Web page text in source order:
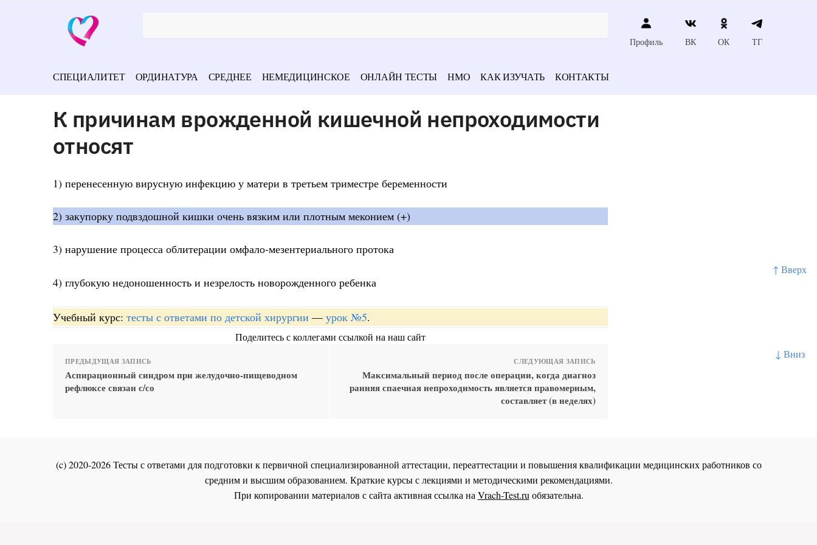
↑ Вверх
↓ Вниз
Профиль ВК ОК ТГ
СПЕЦИАЛИТЕТ ОРДИНАТУРА СРЕДНЕЕ НЕМЕДИЦИНСКОЕ ОНЛАЙН ТЕСТЫ НМО КАК ИЗУЧАТЬ КОНТАКТЫ
К причинам врожденной кишечной непроходимости
относят
1) перенесенную вирусную инфекцию у матери в третьем триместре беременности
2) закупорку подвздошной кишки очень вязким или плотным меконием (+)
3) нарушение процесса облитерации омфало-мезентериального протока
4) глубокую недоношенность и незрелость новорожденного ребенка
Учебный курс: тесты с ответами по детской хирургии — урок №5.
Поделитесь с коллегами ссылкой на наш сайт
ПРЕДЫДУЩАЯ ЗАПИСЬ
Аспирационный синдром при желудочно-пищеводном
рефлюксе связан с/со
СЛЕДУЮЩАЯ ЗАПИСЬ
Максимальный период после операции, когда диагноз
ранняя спаечная непроходимость является правомерным,
составляет (в неделях)
(c) 2020-2026 Тесты с ответами для подготовки к первичной специализированной аттестации, переаттестации и повышения квалификации медицинских работников со
средним и высшим образованием. Краткие курсы с лекциями и методическими рекомендациями.
При копировании материалов с сайта активная ссылка наVrach-Test.ruобязательна.